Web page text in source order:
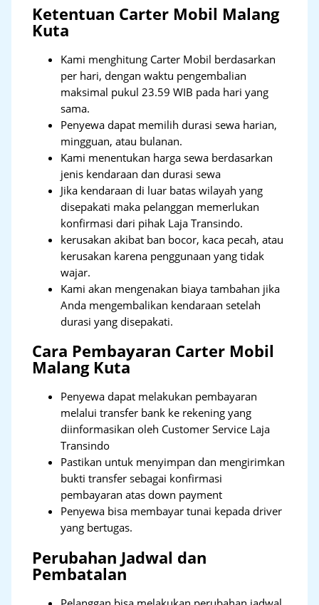
Ketentuan Carter Mobil Malang
Kuta
Kami menghitung Carter Mobil berdasarkan
per hari, dengan waktu pengembalian
maksimal pukul 23.59 WIB pada hari yang
sama.
Penyewa dapat memilih durasi sewa harian,
mingguan, atau bulanan.
Kami menentukan harga sewa berdasarkan
jenis kendaraan dan durasi sewa
Jika kendaraan di luar batas wilayah yang
disepakati maka pelanggan memerlukan
konfirmasi dari pihak Laja Transindo.
kerusakan akibat ban bocor, kaca pecah, atau
kerusakan karena penggunaan yang tidak
wajar.
Kami akan mengenakan biaya tambahan jika
Anda mengembalikan kendaraan setelah
durasi yang disepakati.
Cara Pembayaran Carter Mobil
Malang Kuta
Penyewa dapat melakukan pembayaran
melalui transfer bank ke rekening yang
diinformasikan oleh Customer Service Laja
Transindo
Pastikan untuk menyimpan dan mengirimkan
bukti transfer sebagai konfirmasi
pembayaran atas down payment
Penyewa bisa membayar tunai kepada driver
yang bertugas.
Perubahan Jadwal dan
Pembatalan